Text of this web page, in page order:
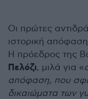
Οι πρώτες
ιστορική απόφαση
Η πρόεδρος της
Πελόζι, μιλά για «
απόφαση, που
δικαιώματα των